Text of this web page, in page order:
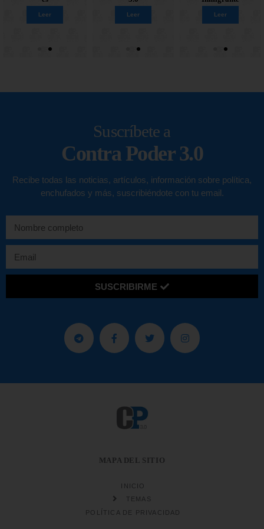
Leer
Leer Leer
Leer Leer
Suscríbete a
Contra Poder 3.0
Recibe todas las noticias, artículos, información sobre política,
enchufados y más, suscribiéndote con tu email.
SUSCRIBIRME
MAPA DEL SITIO
INICIO
TEMAS
POLÍTICA DE PRIVACIDAD